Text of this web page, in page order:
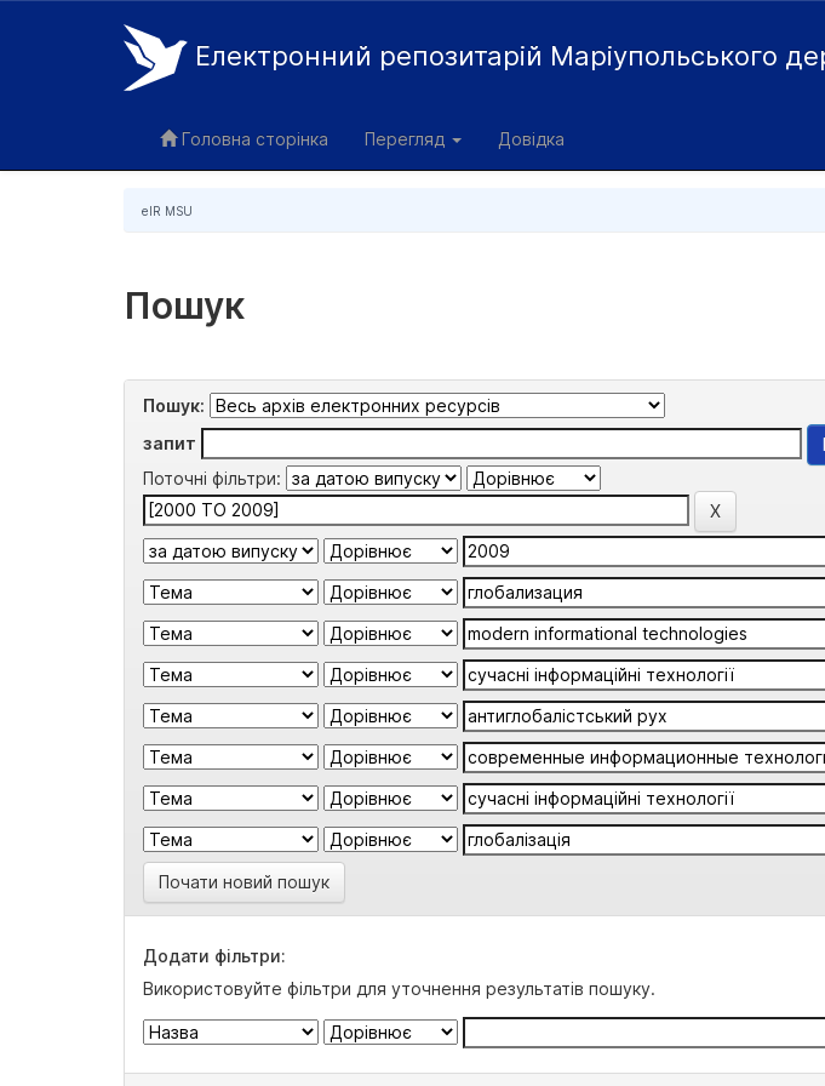
Електронний репозитарій Маріупольського
Головна сторінка Перегляд Довідка
eIR MSU
Пошук
Пошук:
запит
Поточні фільтри:
Почати новий пошук
Додати фільтри:
Використовуйте фільтри для уточнення результатів пошуку.